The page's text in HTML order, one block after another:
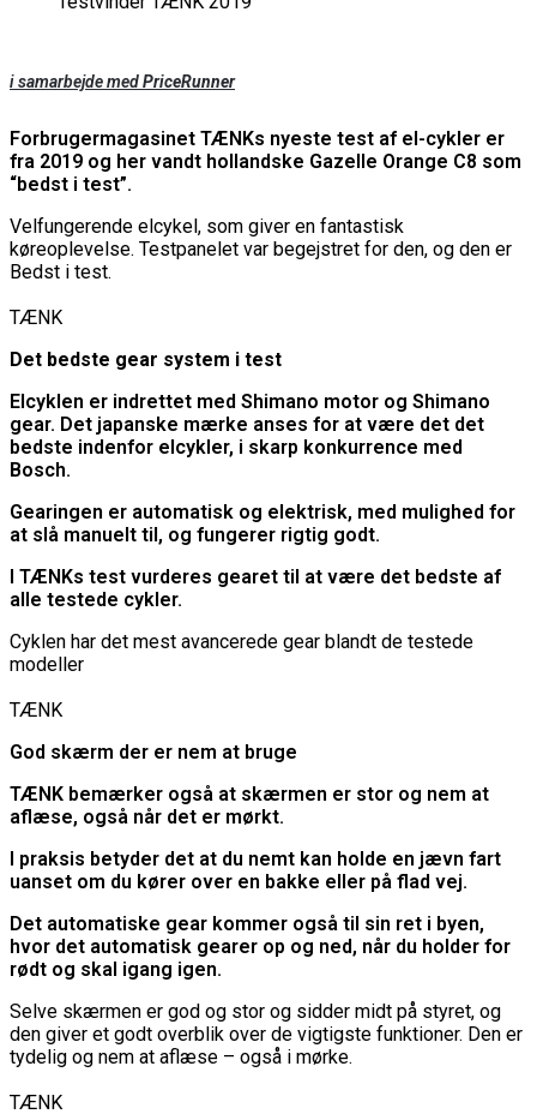
i samarbejde medPriceRunner
Forbrugermagasinet TÆNKs nyeste test af el-cykler er
fra 2019 og her vandt hollandske Gazelle Orange C8 som
“bedst i test”.
Velfungerende elcykel, som giver en fantastisk
køreoplevelse. Testpanelet var begejstret for den, og den er
Bedst i test.
TÆNK
Det bedste gear system i test
Elcyklen er indrettet med Shimano motor og Shimano
gear. Det japanske mærke anses for at være det det
bedste indenfor elcykler, i skarp konkurrence med
Bosch.
Gearingen er automatisk og elektrisk, med mulighed for
at slå manuelt til, og fungerer rigtig godt.
I TÆNKs test vurderes gearet til at være det bedste af
alle testede cykler.
Cyklen har det mest avancerede gear blandt de testede
modeller
TÆNK
God skærm der er nem at bruge
TÆNK bemærker også at skærmen er stor og nem at
aflæse, også når det er mørkt.
I praksis betyder det at du nemt kan holde en jævn fart
uanset om du kører over en bakke eller på flad vej.
Det automatiske gear kommer også til sin ret i byen,
hvor det automatisk gearer op og ned, når du holder for
rødt og skal igang igen.
Selve skærmen er god og stor og sidder midt på styret, og
den giver et godt overblik over de vigtigste funktioner. Den er
tydelig og nem at aflæse – også i mørke.
TÆNK